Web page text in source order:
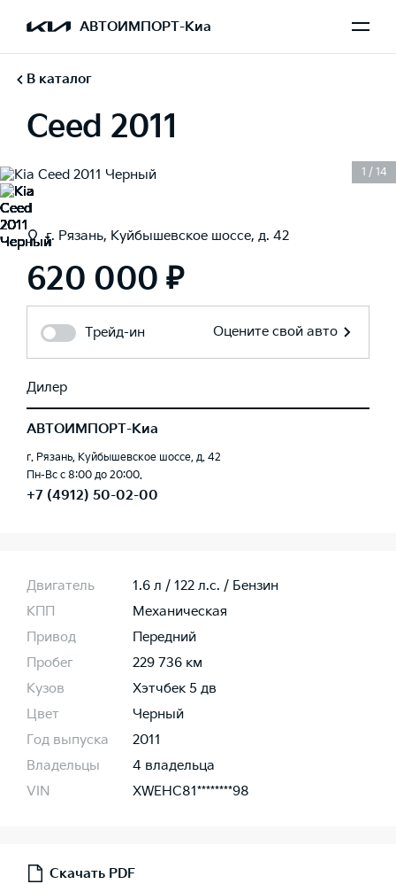
АВТОИМПОРТ-Киа
В каталог
Ceed 2011
1 / 14
г. Рязань, Куйбышевское шоссе, д. 42
620 000 ₽
Трейд-ин Оцените свой авто
Дилер
АВТОИМПОРТ-Киа
г. Рязань, Куйбышевское шоссе, д. 42
Пн-Вс с 8:00 до 20:00.
+7 (4912) 50-02-00
Двигатель
1.6 л / 122 л.c. / Бензин
КПП
Механическая
Привод
Передний
Пробег
229 736 км
Кузов
Хэтчбек 5 дв
Цвет
Черный
Год выпуска
2011
Владельцы
4 владельца
VIN
XWEHC81********98
Скачать PDF